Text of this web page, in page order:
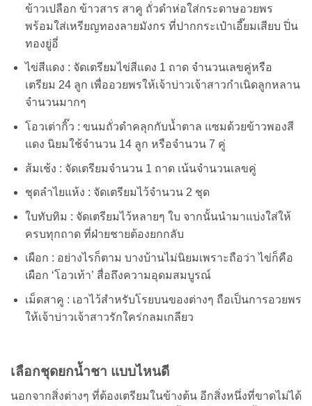
ข้าวเปลือก ข้าวสาร สาคู ถั่วดำห่อใส่กระดาษอวยพร
พร้อมใส่เหรียญทองลายมังกร ที่ปากกระเป๋าเอี๊ยมเสียบ ปิ่น
ทองยู่อี่
ไข่สีแดง : จัดเตรียมไข่สีแดง 1 ถาด จำนวนเลขคู่หรือ
เตรียม 24 ลูก เพื่ออวยพรให้เจ้าบ่าวเจ้าสาวกำเนิดลูกหลาน
จำนวนมากๆ
โอวเต่ากิ๊ว : ขนมถั่วดำคลุกกับน้ำตาล แซมด้วยข้าวพองสี
แดง นิยมใช้จำนวน 14 ลูก หรือจำนวน 7 คู่
ส้มเช้ง : จัดเตรียมจำนวน 1 ถาด เน้นจำนวนเลขคู่
ชุดลำไยแห้ง : จัดเตรียมไว้จำนวน 2 ชุด
ใบทับทิม : จัดเตรียมไว้หลายๆ ใบ จากนั้นนำมาแบ่งใส่ให้
ครบทุกถาด ที่ฝ่ายชายต้องยกกลับ
เผือก : อย่างไรก็ตาม บางบ้านไม่นิยมเพราะถือว่า ไข่ก็คือ
เผือก ‘โอวเท้า’ สื่อถึงความอุดมสมบูรณ์
เม็ดสาคู : เอาไว้สำหรับโรยบนของต่างๆ ถือเป็นการอวยพร
ให้เจ้าบ่าวเจ้าสาวรักใคร่กลมเกลียว
เลือกชุดยกน้ำชา แบบไหนดี
นอกจากสิ่งต่างๆ ที่ต้องเตรียมในข้างต้น อีกสิ่งหนึ่งที่ขาดไม่ได้